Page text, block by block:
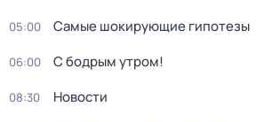
05:00 Самые шoкиpующие гипотезы
06:00 С бодрым утром!
08:30 Новости